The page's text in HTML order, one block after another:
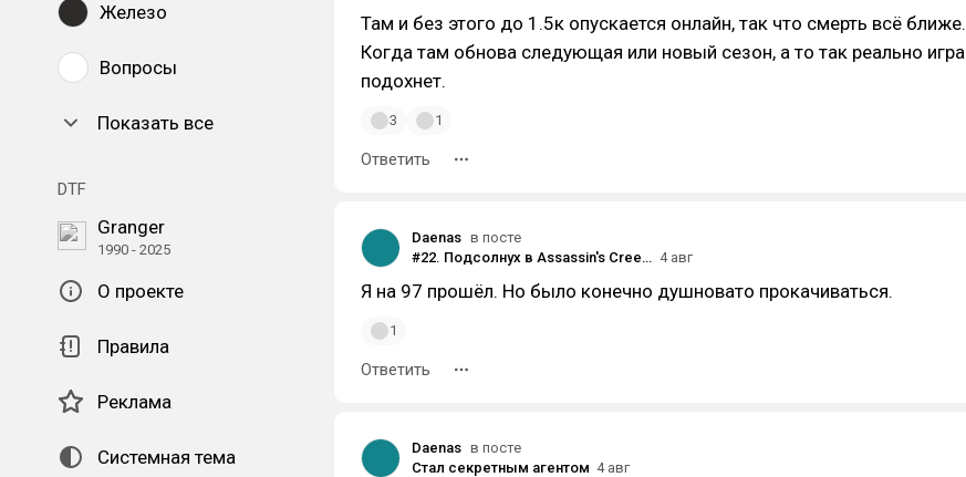
Железо
Вопросы
Показать все
DTF
Granger
1990 - 2025
О проекте
Правила
Реклама
Системная тема
Там и без этого до 1.5к опускается онлайн, так что смерть всё ближе.
Когда там обнова следующая или новый сезон, а то так реально игра
подохнет.
3 1
Ответить
Daenas в посте
#22. Подсолнух в Assassin's Creed Shadows 4 авг
Я на 97 прошёл. Но было конечно душновато прокачиваться.
1
Ответить
Daenas в посте
Стал секретным агентом 4 авг